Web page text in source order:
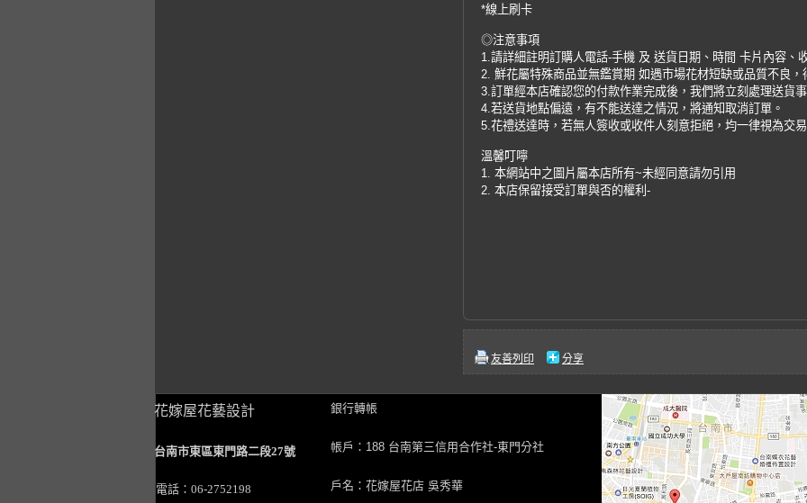
*線上刷卡
◎注意事項
1.請詳細註明訂購人電話-手機 及 送貨日期、時間 卡片內容、
2. 鮮花屬特殊商品並無鑑賞期 如遇市場花材短缺或品質不良，
3.訂單經本店確認您的付款作業完成後，我們將立刻處理送貨
4.若送貨地點偏遠，有不能送達之情況，將通知取消訂單。
5.花禮送達時，若無人簽收或收件人刻意拒絕，均一律視為交
溫馨叮嚀
1. 本網站中之圖片屬本店所有~未經同意請勿引用
2. 本店保留接受訂單與否的權利-
友善列印 分享
花嫁屋花藝設計
台南市東區東門路二段27號
電話：06-2752198
銀行轉帳
帳戶：188 台南第三信用合作社-東門分社
戶名：花嫁屋花店 吳秀華